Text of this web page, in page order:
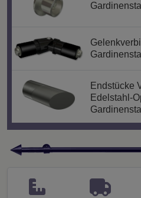
Endstücke
Edelstahl-